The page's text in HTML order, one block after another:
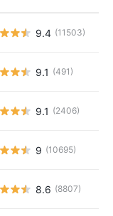
9.4 (11503)
9.1 (491)
9.1 (2406)
9 (10695)
8.6 (8807)